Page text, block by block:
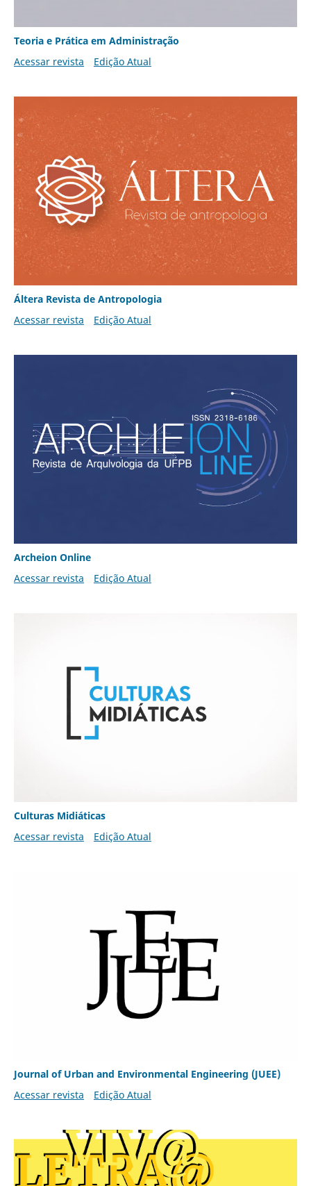
Teoria e Prática em Administração
Acessar revista
Edição Atual
Áltera Revista de Antropologia
Acessar revista
Edição Atual
Archeion Online
Acessar revista
Edição Atual
Culturas Midiáticas
Acessar revista
Edição Atual
Journal of Urban and Environmental Engineering (JUEE)
Acessar revista
Edição Atual